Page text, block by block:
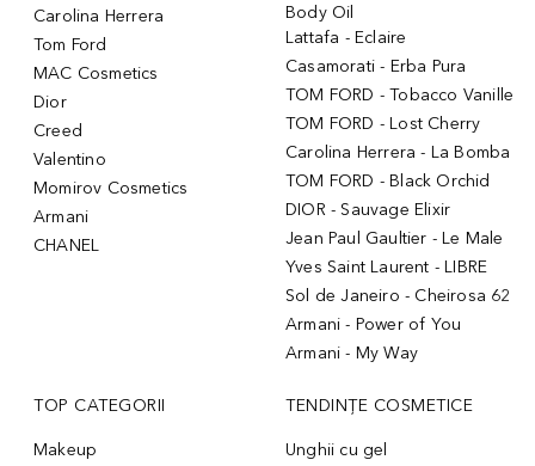
Carolina Herrera
Tom Ford
MAC Cosmetics
Dior
Creed
Valentino
Momirov Cosmetics
Armani
CHANEL
Body Oil
Lattafa - Eclaire
Casamorati - Erba Pura
TOM FORD - Tobacco Vanille
TOM FORD - Lost Cherry
Carolina Herrera - La Bomba
TOM FORD - Black Orchid
DIOR - Sauvage Elixir
Jean Paul Gaultier - Le Male
Yves Saint Laurent - LIBRE
Sol de Janeiro - Cheirosa 62
Armani - Power of You
Armani - My Way
TOP CATEGORII
Makeup
TENDINȚE COSMETICE
Unghii cu gel